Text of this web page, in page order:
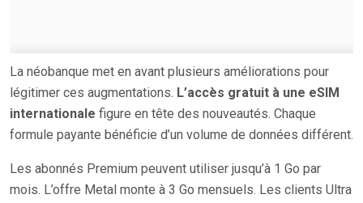
La néobanque met en avant plusieurs améliorations pour
légitimer ces augmentations. L’accès gratuit à une eSIM
internationale figure en tête des nouveautés. Chaque
formule payante bénéficie d’un volume de données différent.
Les abonnés Premium peuvent utiliser jusqu’à 1 Go par
mois. L’offre Metal monte à 3 Go mensuels. Les clients Ultra